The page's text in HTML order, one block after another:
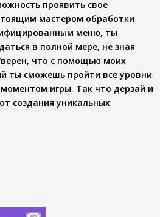
проявить своё
мастером обработки
меню, ты
в полной мере, не зная
что с помощью моих
ты сможешь пройти все уровни
игры. Так что дерзай и
создания уникальных